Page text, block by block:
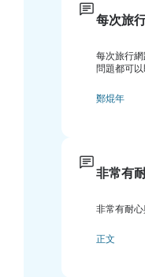
每次旅
每次旅行
問題都可
鄭焜年
非常有
非常有耐
正文